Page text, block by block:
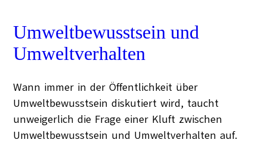
Umweltbewusstsein und
Umweltverhalten
Wann immer in der Öffentlichkeit über
Umweltbewusstsein diskutiert wird, taucht
unweigerlich die Frage einer Kluft zwischen
Umweltbewusstsein und Umweltverhalten auf.